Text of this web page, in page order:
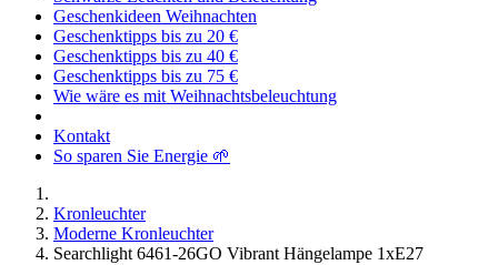
Geschenkideen Weihnachten
Geschenktipps bis zu 20 €
Geschenktipps bis zu 40 €
Geschenktipps bis zu 75 €
Wie wäre es mit Weihnachtsbeleuchtung
Kontakt
So sparen Sie Energie 🌱
Kronleuchter
Moderne Kronleuchter
Searchlight 6461-26GO Vibrant Hängelampe 1xE27